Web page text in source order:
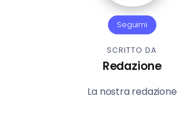
Seguimi
SCRITTO DA
Redazione
La nostra redazione